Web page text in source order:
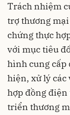
Trách nhiệm
trợ thương
chứng thực
với mục tiêu
hình cung cấp
hiện, xử lý
hợp đồng điện
triển thương